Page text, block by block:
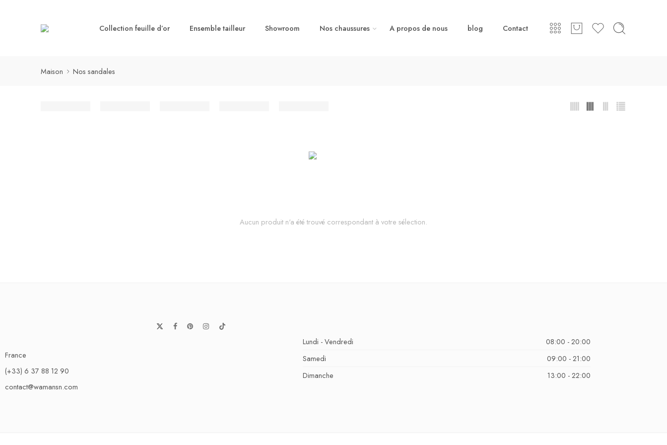
Collection feuille d’or Ensemble tailleur Showroom Nos chaussures A propos de nous blog Contact
Maison Nos sandales
Aucun produit n'a été trouvé correspondant à votre sélection.
France
(+33) 6 37 88 12 90
contact@wamansn.com
Lundi - Vendredi
08:00 - 20:00
Samedi
09:00 - 21:00
Dimanche
13:00 - 22:00